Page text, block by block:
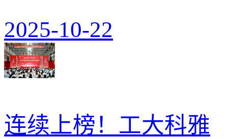
2025-10-22
连续上榜！工大科雅